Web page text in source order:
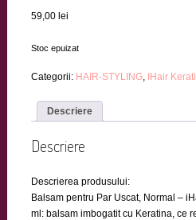
59,00 lei
Stoc epuizat
Categorii: HAIR-STYLING, IHair
Descriere
Descriere
Descrierea produsului:
Balsam pentru Par Uscat, Normal –
ml: balsam imbogatit cu Keratina, ce